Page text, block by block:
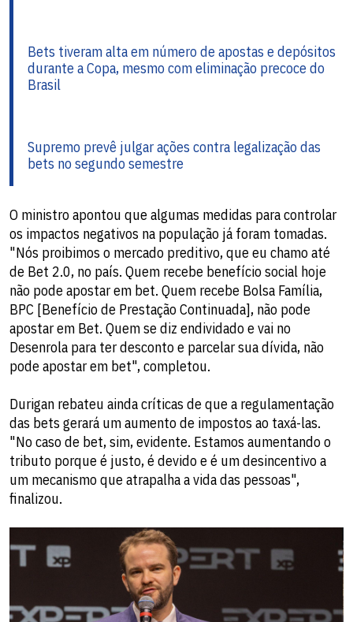
Bets tiveram alta em número de apostas e depósitos
durante a Copa, mesmo com eliminação precoce do
Brasil
Supremo prevê julgar ações contra legalização das
bets no segundo semestre
O ministro apontou que algumas medidas para controlar
os impactos negativos na população já foram tomadas.
"Nós proibimos o mercado preditivo, que eu chamo até
de Bet 2.0, no país. Quem recebe benefício social hoje
não pode apostar em bet. Quem recebe Bolsa Família,
BPC [Benefício de Prestação Continuada], não pode
apostar em Bet. Quem se diz endividado e vai no
Desenrola para ter desconto e parcelar sua dívida, não
pode apostar em bet", completou.
Durigan rebateu ainda críticas de que a regulamentação
das bets gerará um aumento de impostos ao taxá-las.
"No caso de bet, sim, evidente. Estamos aumentando o
tributo porque é justo, é devido e é um desincentivo a
um mecanismo que atrapalha a vida das pessoas",
finalizou.